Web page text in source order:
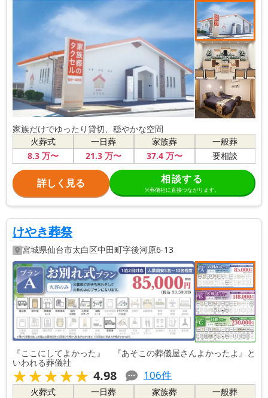
家族だけでゆったり貸切、穏やかな空間
火葬式
8.3万〜
一日葬
21.3 万〜
家族葬
37.4万〜
一般葬
要相談
詳しく見る 相談する
※葬儀社に直接つながります。
けやき葬祭
宮城県仙台市太白区中田町字後河原6-13
『ここにしてよかった』 『あそこの葬儀屋さんよかったよ』と
いわれる葬儀社
★★★★★
★★★★★ 4.98 106件
火葬式
一日葬
家族葬
一般葬